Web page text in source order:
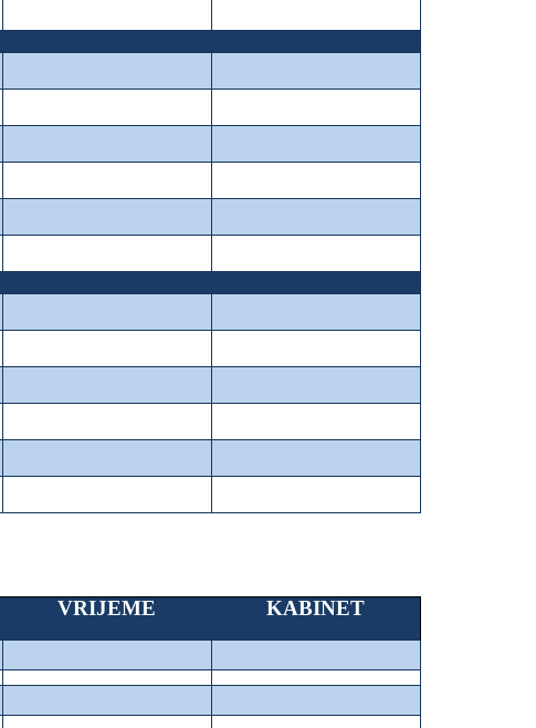
VRIJEME
KABINET